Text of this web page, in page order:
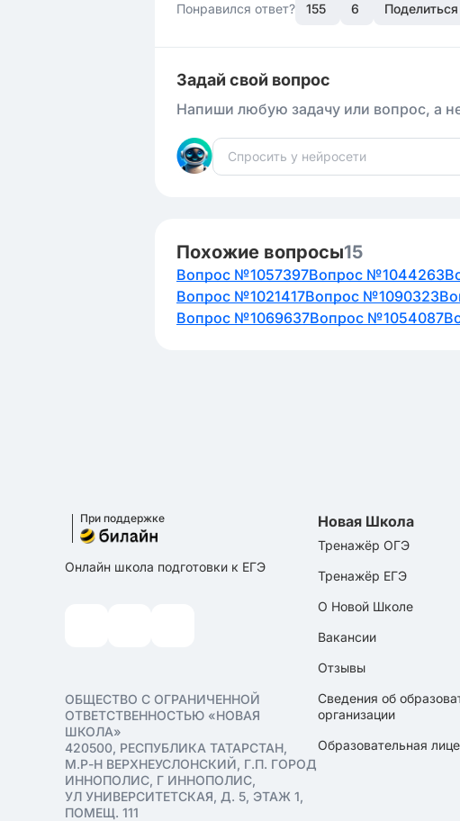
наибольшим населением в
- Почти верно, но стоит уточнить,
являются Канада, США и Мексика.
Индейцы, эскимосы и алеуты - это
являются представителями
Понравился ответ? 155 6 Поделиться
Задай свой вопрос
Напиши любую задачу или вопрос, а
Похожие вопросы15
Вопрос №1057397Вопрос №1044263
Вопрос №1021417Вопрос №1090323
Вопрос №1069637Вопрос №1054087
При поддержке
Онлайн школа подготовки к ЕГЭ
ОБЩЕСТВО С ОГРАНИЧЕННОЙ
ОТВЕТСТВЕННОСТЬЮ «НОВАЯ
ШКОЛА»
420500, РЕСПУБЛИКА ТАТАРСТАН,
М.Р-Н ВЕРХНЕУСЛОНСКИЙ, Г.П. ГОРОД
ИННОПОЛИС, Г ИННОПОЛИС,
УЛ УНИВЕРСИТЕТСКАЯ, Д. 5, ЭТАЖ 1,
ПОМЕЩ. 111
Новая Школа
Тренажёр ОГЭ
Тренажёр ЕГЭ
О Новой Школе
Вакансии
Отзывы
Сведения об
организации
Образовательная